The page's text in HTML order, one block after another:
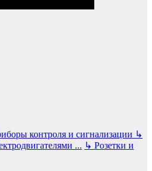
контроля и сигнализации ↳
... ↳ Розетки и